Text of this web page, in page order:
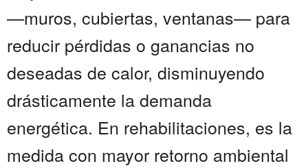
—muros, cubiertas, ventanas— para
reducir pérdidas o ganancias no
deseadas de calor, disminuyendo
drásticamente la demanda
energética. En rehabilitaciones, es la
medida con mayor retorno ambiental